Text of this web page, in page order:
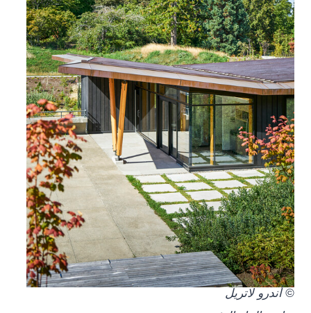
© أندرو لاتريل